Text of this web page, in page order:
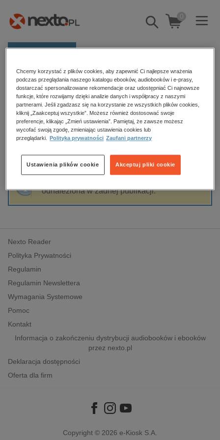
Pokaż/schowaj
wyszukiwarkę
0
Kategorie
Zobacz wszystkie E-prasa
budownictwo, aranżacja wnętrz
biznesowe, branżowe, gospodarka
dzienniki
edukacja
hobby, sport, rozrywka
komputery, internet, technologie, informatyka
polityka, społeczno-informacyjne
psychologiczne
inne
popularno-naukowe
historia
Strona główna Katarzyna Zeug-Żebro
Katarzyna Zeug-Żebro
Sortowanie Filtrowanie
odnaleziona w żadnej publikacji.
Nexto Reader
Polityka Prywatności
Regulamin
Regulamin Newslettera
Wymagania Systemowe
Pomoc
Kontakt
Informacja o zakończeniu dystrybucji audiobooków i ebooków
przez nexto.pl
Deklaracja dostępności
Oferta dla firm
Copyright © 2026 e-Kiosk S.A.
Chcemy korzystać z plików cookies, aby zapewnić Ci najlepsze wrażenia
podczas przeglądania naszego katalogu ebooków, audiobooków i e-prasy,
dostarczać spersonalizowane rekomendacje oraz udostępniać Ci najnowsze
funkcje, które rozwijamy dzięki analizie danych i współpracy z naszymi
partnerami. Jeśli zgadzasz się na korzystanie ze wszystkich plików cookies,
kliknij „Zaakceptuj wszystkie”. Możesz również dostosować swoje
preferencje, klikając „Zmień ustawienia”. Pamiętaj, że zawsze możesz
wycofać swoją zgodę, zmieniając ustawienia cookies lub
przeglądarki.
Polityka prywatności Zaufani partnerzy
Akceptuj pliki cookie
Ustawienia plików cookie